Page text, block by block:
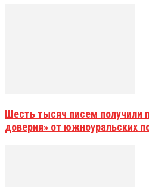
Шесть тысяч писем получили
доверия» от южноуральских